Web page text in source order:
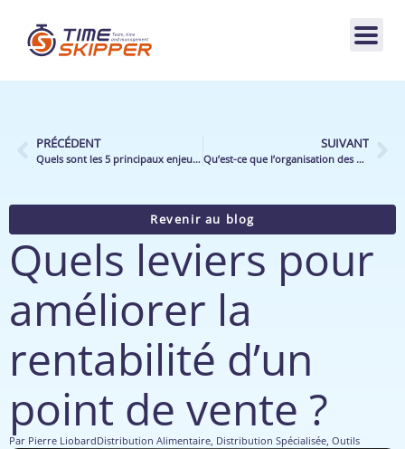
PRÉCÉDENT
Quels sont les 5 principaux enjeux organisationnels des magasins alimentaires de proximité ?
SUIVANT
Qu’est-ce que l’organisation des opérations dans les points de vente alimentaires, et comment a-t-elle évolué ces dernières années ?
Revenir au blog
Quels leviers pour
améliorer la
rentabilité d’un
point de vente ?
Par Pierre LiobardDistribution Alimentaire, Distribution Spécialisée, Outils